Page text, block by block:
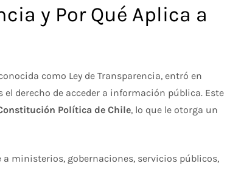
y Por Qué Aplica a
como Ley de Transparencia, entró en
derecho de acceder a información pública. Este
Política de Chile, lo que le otorga un
a ministerios, gobernaciones, servicios públicos,